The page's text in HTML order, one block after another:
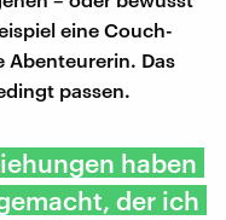
eine Couch-
Abenteurerin. Das
passen.
haben
der ich